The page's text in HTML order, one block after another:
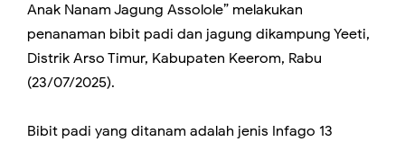
Anak Nanam Jagung Assolole” melakukan
penanaman bibit padi dan jagung dikampung Yeeti,
Distrik Arso Timur, Kabupaten Keerom, Rabu
(23/07/2025).
Bibit padi yang ditanam adalah jenis Infago 13